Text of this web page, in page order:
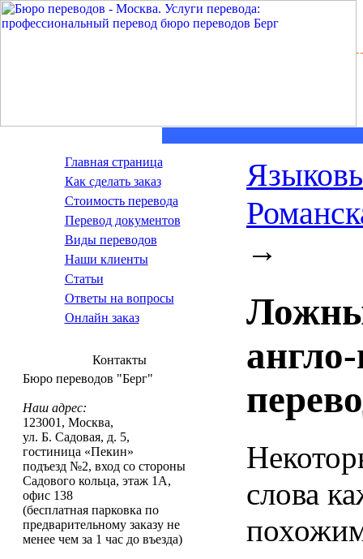
Главная страница
Как сделать заказ
Стоимость перевода
Пepeвoд дoкумeнтoв
Виды переводов
Наши клиенты
Статьи
Ответы на вопросы
Онлайн заказ
Контакты
Бюро переводов "Берг"
Наш адрес:
123001 , Москва,
ул. Б. Садовая, д. 5,
гостиница «Пекин»
подъезд №2, вход со стороны
Садового кольца, этаж 1А,
офис 138
(бесплатная парковка по
предварительному заказу не
менее чем за 1 час до въезда)
→
слова